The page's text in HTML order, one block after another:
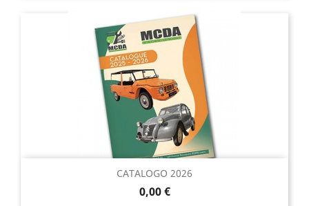
CATALOGO 2026
Precio
0,00 €